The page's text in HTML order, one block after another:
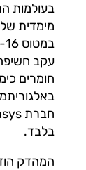
בעולמות
במטוס F-16.
עקב
חומרים
בלבד.